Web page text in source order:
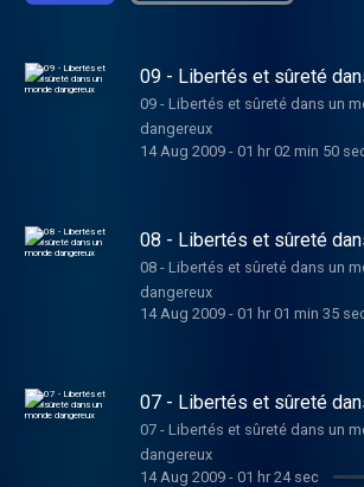
09 - Libertés et sûreté
monde dangereux
09 - Libertés et sûreté dans un
dangereux
14 Aug 2009- 01 hr 02 min 50
08 - Libertés et sûreté
monde dangereux
08 - Libertés et sûreté dans un
dangereux
14 Aug 2009- 01 hr 01 min 35
07 - Libertés et sûreté
monde dangereux
07 - Libertés et sûreté dans un
dangereux
14 Aug 2009- 01 hr 24 sec